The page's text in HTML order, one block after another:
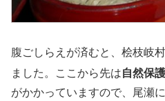
腹ごしらえが済むと、桧枝岐
ました。ここから先は自然保
がかかっていますので、尾瀬